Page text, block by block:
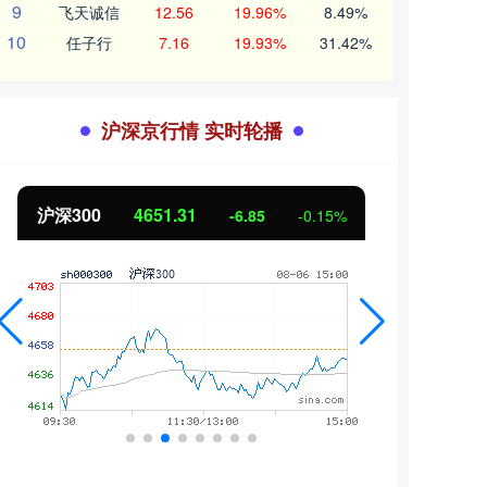
9 飞天诚信 12.56 19.96% 8.49%
10 任子行 7.16 19.93% 31.42%
沪深京行情 实时轮播
沪深300 4651.31 -6.85 -0.15%